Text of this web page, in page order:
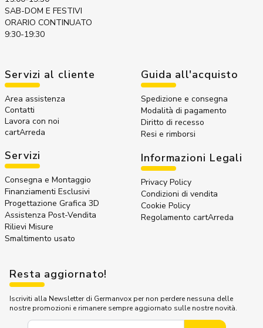
SAB-DOM E FESTIVI
ORARIO CONTINUATO
9:30-19:30
Servizi al cliente
Area assistenza
Contatti
Lavora con noi
cartArreda
Servizi
Consegna e Montaggio
Finanziamenti Esclusivi
Progettazione Grafica 3D
Assistenza Post-Vendita
Rilievi Misure
Smaltimento usato
Guida all'acquisto
Spedizione e consegna
Modalità di pagamento
Diritto di recesso
Resi e rimborsi
Informazioni Legali
Privacy Policy
Condizioni di vendita
Cookie Policy
Regolamento cartArreda
Resta aggiornato!
Iscriviti alla Newsletter di Germanvox per non perdere nessuna delle
nostre promozioni e rimanere sempre aggiornato sulle nostre novità.